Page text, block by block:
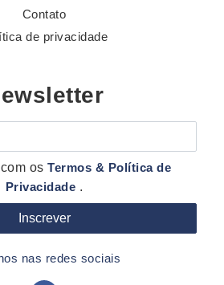
Contato
de privacidade
osTermos & Política de
Privacidade .
nas redes sociais